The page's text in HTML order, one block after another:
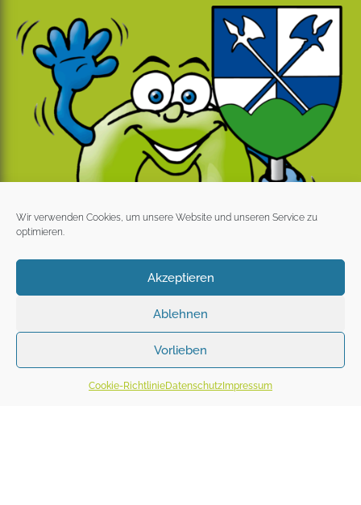
Wir verwenden Cookies, um unsere Website und unseren Service zu
optimieren.
Akzeptieren
Ablehnen
Vorlieben
Cookie-RichtlinieDatenschutz Impressum